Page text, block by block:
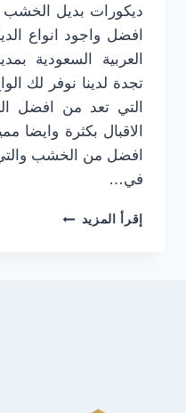
ديكورات بديل
افضل واجود انواع
العربية السعودية
تجدة لدينا نوفر لك
التي تعد من افضل
الاقبال بكثرة وايضا
افضل من الخشب
في…
إقرأ المزيد ديكورات